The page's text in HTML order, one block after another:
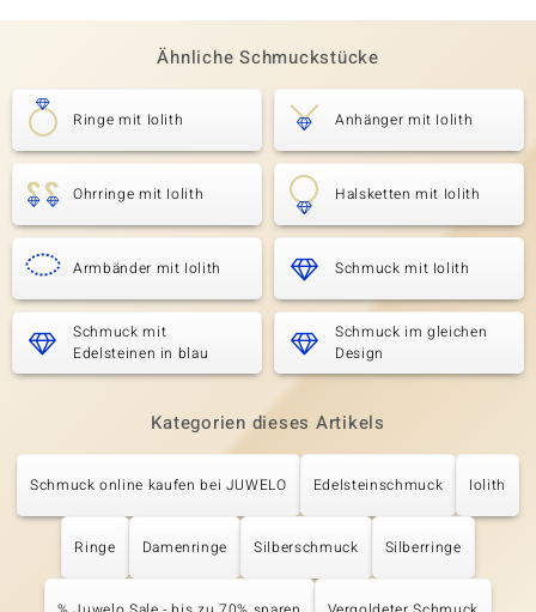
Ähnliche Schmuckstücke
Ringe mit Iolith Anhänger mit Iolith
Ohrringe mit Iolith Halsketten mit Iolith
Armbänder mit Iolith Schmuck mit Iolith
Schmuck mit
Edelsteinen in blau
Schmuck im gleichen
Design
Kategorien dieses Artikels
Schmuck online kaufen bei JUWELO Edelsteinschmuck Iolith
Ringe Damenringe Silberschmuck Silberringe